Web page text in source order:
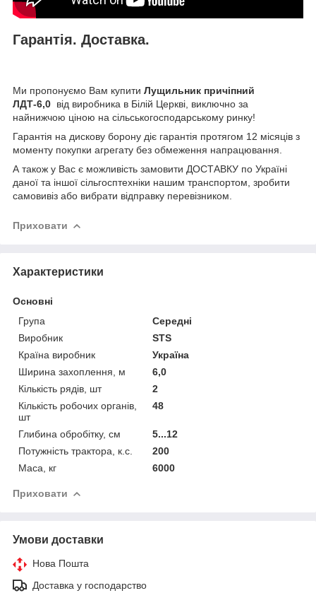
Гарантія. Доставка.
Ми пропонуємо Вам купити Лущильник причіпний
ЛДТ-6,0 від виробника в Білій Церкві, виключно за
найнижчою ціною на сільськогосподарському ринку!
Гарантія на дискову борону діє гарантія протягом 12 місяців з
моменту покупки агрегату без обмеження напрацювання.
А також у Вас є можливість замовити ДОСТАВКУ по Україні
даної та іншої сільгосптехніки нашим транспортом, зробити
самовивіз або вибрати відправку перевізником.
Приховати
Характеристики
Основні
Група
Середні
Виробник
STS
Країна виробник
Україна
Ширина захоплення, м
6,0
Кількість рядів, шт
2
Кількість робочих органів,
шт
48
Глибина обробітку, см
5...12
Потужність трактора, к.с.
200
Маса, кг
6000
Приховати
Умови доставки
Нова Пошта
Доставка у господарство